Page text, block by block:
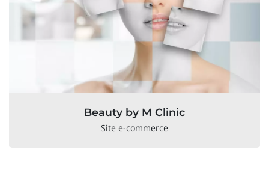
Beauty by M Clinic
Site e-commerce